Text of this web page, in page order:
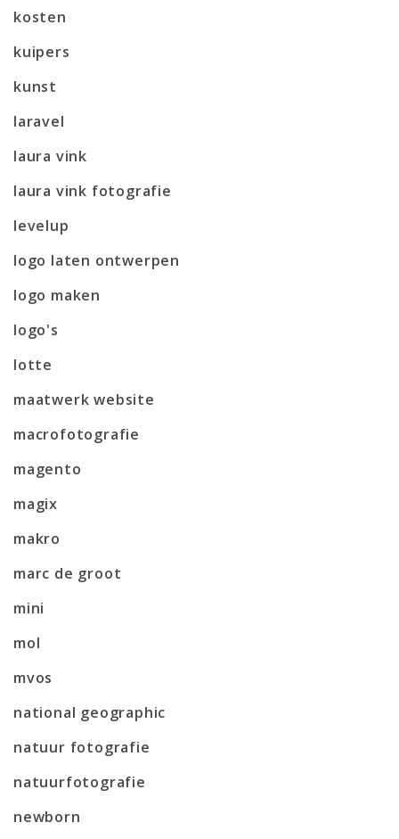
kosten
kuipers
kunst
laravel
laura vink
laura vink fotografie
levelup
logo laten ontwerpen
logo maken
logo's
lotte
maatwerk website
macrofotografie
magento
magix
makro
marc de groot
mini
mol
mvos
national geographic
natuur fotografie
natuurfotografie
newborn